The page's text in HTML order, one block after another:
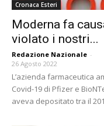
Cronaca Esteri
Moderna fa
violato i nostri...
Redazione Nazionale -
26 Agosto 2022
L’azienda farmaceutica
Covid-19 di Pfizer e
aveva depositato tra il